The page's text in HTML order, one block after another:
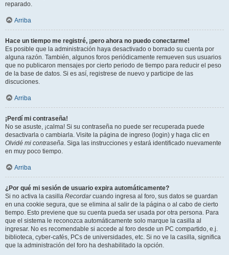
reparado.
Arriba
Hace un tiempo me registré, ¡pero ahora no puedo conectarme!
Es posible que la administración haya desactivado o borrado su cuenta por
alguna razón. También, algunos foros periódicamente remueven sus usuarios
que no publicaron mensajes por cierto periodo de tiempo para reducir el peso
de la base de datos. Si es así, registrese de nuevo y participe de las
discuciones.
Arriba
¡Perdí mi contraseña!
No se asuste, ¡calma! Si su contraseña no puede ser recuperada puede
desactivarla o cambiarla. Visite la página de ingreso (login) y haga clic en
Olvidé mi contraseña. Siga las instrucciones y estará identificado nuevamente
en muy poco tiempo.
Arriba
¿Por qué mi sesión de usuario expira automáticamente?
Si no activa la casilla Recordarcuando ingresa al foro, sus datos se guardan
en una cookie segura, que se elimina al salir de la página o al cabo de cierto
tiempo. Esto previene que su cuenta pueda ser usada por otra persona. Para
que el sistema le reconozca automáticamente solo marque la casilla al
ingresar. No es recomendable si accede al foro desde un PC compartido, e.j.
biblioteca, cyber-cafés, PCs de universidades, etc. Si no ve la casilla, significa
que la administración del foro ha deshabilitado la opción.